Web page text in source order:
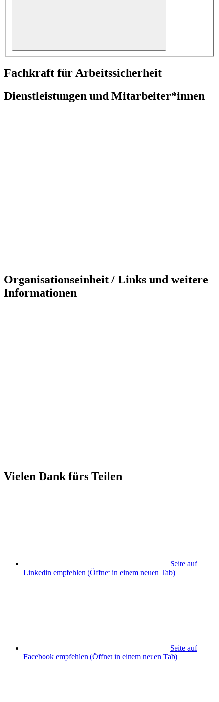
Fachkraft für Arbeitssicherheit
Dienstleistungen und Mitarbeiter*innen
Organisationseinheit / Links und weitere
Informationen
Vielen Dank fürs Teilen
Seite auf
Linkedin empfehlen (Öffnet in einem neuen Tab)
Seite auf
Facebook empfehlen (Öffnet in einem neuen Tab)